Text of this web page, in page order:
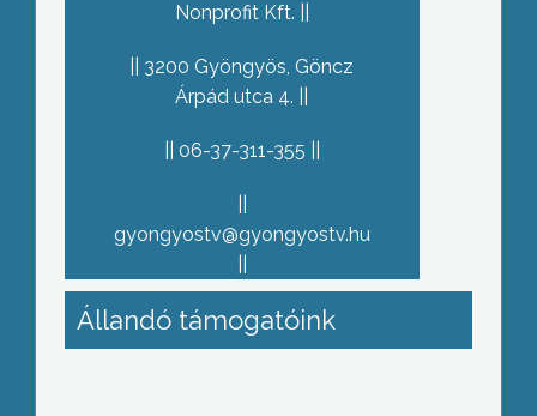
Nonprofit Kft.
3200 Gyöngyös, Göncz
Árpád utca 4.
06-37-311-355
gyongyostv@gyongyostv.hu
Állandó támogatóink